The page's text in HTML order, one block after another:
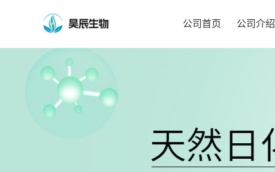
公司首页 公司介绍